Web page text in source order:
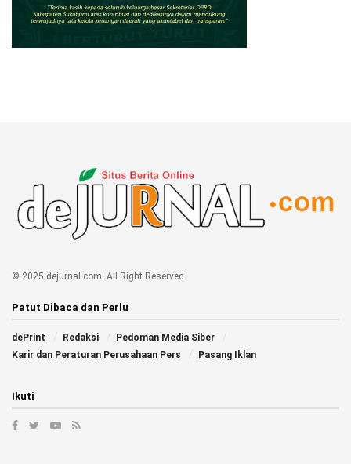
© 2025 dejurnal.com. All Right Reserved
Patut Dibaca dan Perlu
dePrint Redaksi
Pedoman Media Siber
Karir dan Peraturan Perusahaan Pers
Pasang Iklan
Ikuti